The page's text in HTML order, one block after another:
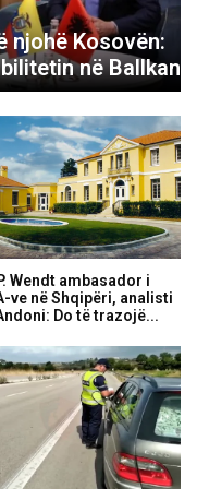
njohë Kosovën:
në Ballkan
Wendt ambasador i
ve në Shqipëri, analisti
Do të trazojë...